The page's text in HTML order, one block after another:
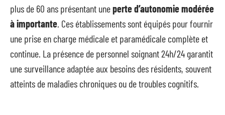
plus de 60 ans présentant uneperte d’autonomie modérée
à importante . Ces établissements sont équipés pour fournir
une prise en charge médicale et paramédicale complète et
continue. La présence de personnel soignant 24h/24 garantit
une surveillance adaptée aux besoins des résidents, souvent
atteints de maladies chroniques ou de troubles cognitifs.